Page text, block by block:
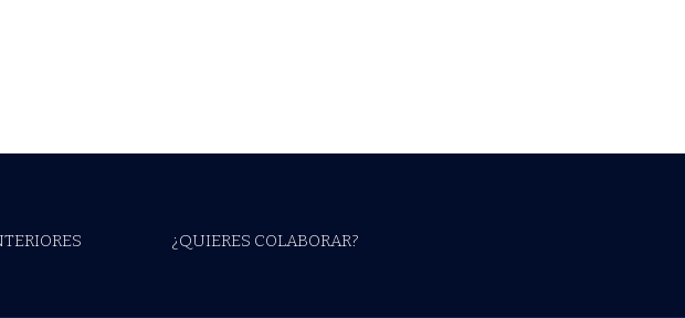
¿QUIERES COLABORAR?